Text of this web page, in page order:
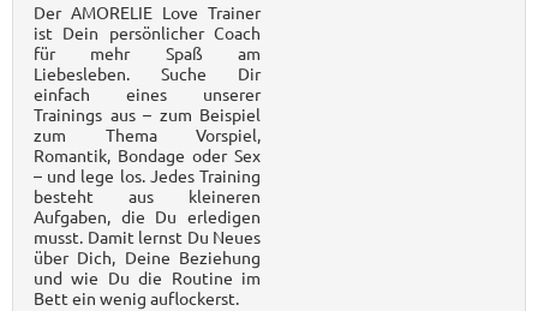
Der AMORELIE Love Trainer
ist Dein persönlicher Coach
für mehr Spaß am
Liebesleben. Suche Dir
einfach eines unserer
Trainings aus – zum Beispiel
zum Thema Vorspiel,
Romantik, Bondage oder Sex
– und lege los. Jedes Training
besteht aus kleineren
Aufgaben, die Du erledigen
musst. Damit lernst Du Neues
über Dich, Deine Beziehung
und wie Du die Routine im
Bett ein wenig auflockerst.